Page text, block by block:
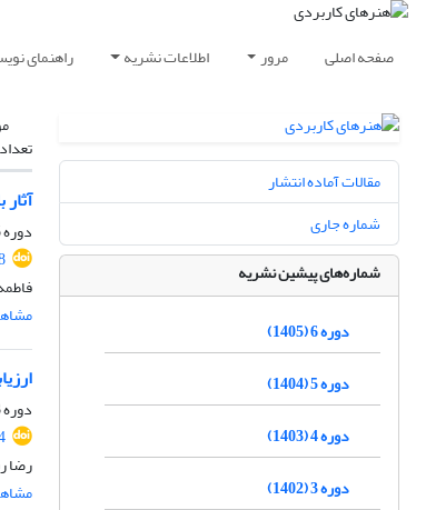
صفحه اصلی مرور اطلاعات نشریه راهنمای
دوره 5، شماره 1، بهار 1404، صفحه
ارزیابی
دوره 3، شماره 2، تابستان 1402، صفحه
رضا
مقالات آماده انتشار
شماره جاری
شماره‌های پیشین نشریه
دوره 6 (1405)
دوره 5 (1404)
دوره 4 (1403)
دوره 3 (1402)